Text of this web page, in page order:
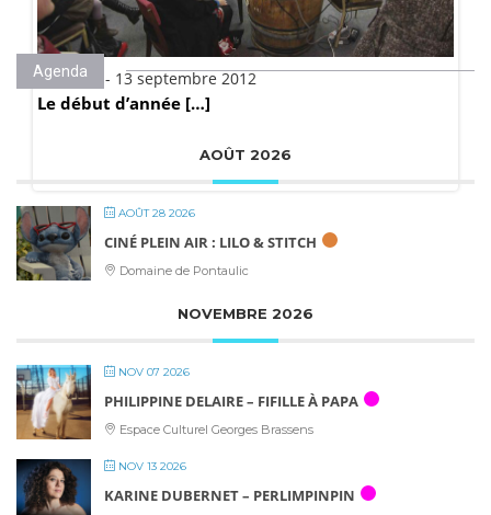
Publié le - 13 septembre 2012
Le début d’année […]
Agenda
AOÛT 2026
AOÛT 28 2026
CINÉ PLEIN AIR : LILO & STITCH
Domaine de Pontaulic
NOVEMBRE 2026
NOV 07 2026
PHILIPPINE DELAIRE – FIFILLE À PAPA
Espace Culturel Georges Brassens
NOV 13 2026
KARINE DUBERNET – PERLIMPINPIN